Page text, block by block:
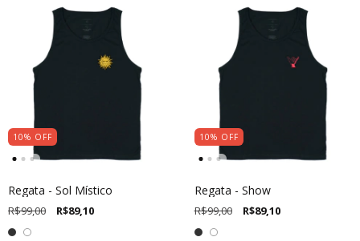
10% OFF
Regata - Sol Místico
R$99,00 R$89,10
10% OFF
Regata - Show
R$99,00 R$89,10